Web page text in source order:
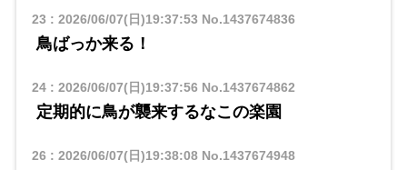
23 : 2026/06/07(日)19:37:53 No.1437674836
鳥ばっか来る！
24: 2026/06/07(日)19:37:56 No.1437674862
定期的に鳥が襲来するなこの楽園
26 : 2026/06/07(日)19:38:08No.1437674948